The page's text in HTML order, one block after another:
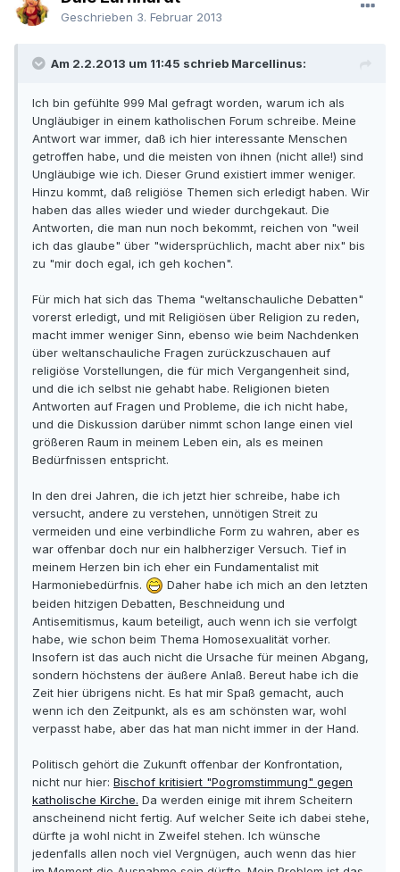
Geschrieben 3. Februar 2013
Am 2.2.2013 um 11:45 schrieb Marcellinus:
Ich bin gefühlte 999 Mal gefragt worden, warum ich als
Ungläubiger in einem katholischen Forum schreibe. Meine
Antwort war immer, daß ich hier interessante Menschen
getroffen habe, und die meisten von ihnen (nicht alle!) sind
Ungläubige wie ich. Dieser Grund existiert immer weniger.
Hinzu kommt, daß religiöse Themen sich erledigt haben. Wir
haben das alles wieder und wieder durchgekaut. Die
Antworten, die man nun noch bekommt, reichen von "weil
ich das glaube" über "widersprüchlich, macht aber nix" bis
zu "mir doch egal, ich geh kochen".
Für mich hat sich das Thema "weltanschauliche Debatten"
vorerst erledigt, und mit Religiösen über Religion zu reden,
macht immer weniger Sinn, ebenso wie beim Nachdenken
über weltanschauliche Fragen zurückzuschauen auf
religiöse Vorstellungen, die für mich Vergangenheit sind,
und die ich selbst nie gehabt habe. Religionen bieten
Antworten auf Fragen und Probleme, die ich nicht habe,
und die Diskussion darüber nimmt schon lange einen viel
größeren Raum in meinem Leben ein, als es meinen
Bedürfnissen entspricht.
In den drei Jahren, die ich jetzt hier schreibe, habe ich
versucht, andere zu verstehen, unnötigen Streit zu
vermeiden und eine verbindliche Form zu wahren, aber es
war offenbar doch nur ein halbherziger Versuch. Tief in
meinem Herzen bin ich eher ein Fundamentalist mit
Harmoniebedürfnis.
Daher habe ich mich an den letzten
beiden hitzigen Debatten, Beschneidung und
Antisemitismus, kaum beteiligt, auch wenn ich sie verfolgt
habe, wie schon beim Thema Homosexualität vorher.
Insofern ist das auch nicht die Ursache für meinen Abgang,
sondern höchstens der äußere Anlaß. Bereut habe ich die
Zeit hier übrigens nicht. Es hat mir Spaß gemacht, auch
wenn ich den Zeitpunkt, als es am schönsten war, wohl
verpasst habe, aber das hat man nicht immer in der Hand.
Politisch gehört die Zukunft offenbar der Konfrontation,
nicht nur hier: Bischof kritisiert "Pogromstimmung" gegen
katholische Kirche. Da werden einige mit ihrem Scheitern
anscheinend nicht fertig. Auf welcher Seite ich dabei stehe,
dürfte ja wohl nicht in Zweifel stehen. Ich wünsche
jedenfalls allen noch viel Vergnügen, auch wenn das hier